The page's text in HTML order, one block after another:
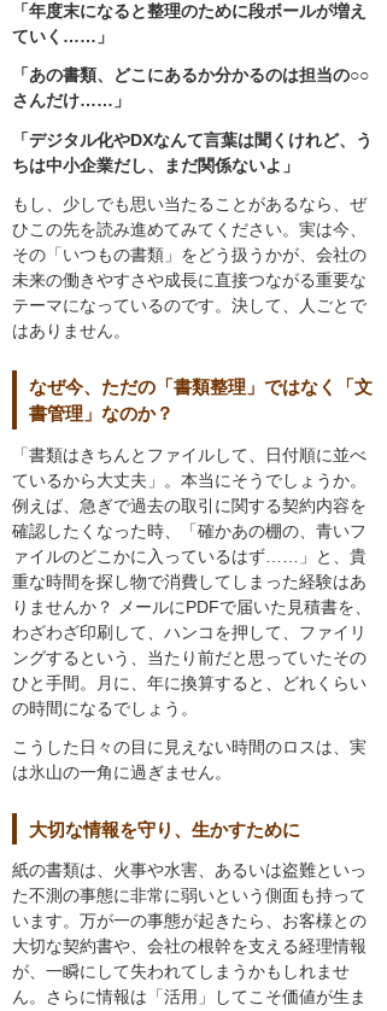
「年度末になると整理のために段ボールが増え
ていく……」
「あの書類、どこにあるか分かるのは担当の○○
さんだけ……」
「デジタル化やDXなんて言葉は聞くけれど、う
ちは中小企業だし、まだ関係ないよ」
もし、少しでも思い当たることがあるなら、ぜ
ひこの先を読み進めてみてください。実は今、
その「いつもの書類」をどう扱うかが、会社の
未来の働きやすさや成長に直接つながる重要な
テーマになっているのです。決して、人ごとで
はありません。
なぜ今、ただの「書類整理」ではなく「文
書管理」なのか？
「書類はきちんとファイルして、日付順に並べ
ているから大丈夫」。本当にそうでしょうか。
例えば、急ぎで過去の取引に関する契約内容を
確認したくなった時、「確かあの棚の、青いフ
ァイルのどこかに入っているはず……」と、貴
重な時間を探し物で消費してしまった経験はあ
りませんか？ メールにPDFで届いた見積書を、
わざわざ印刷して、ハンコを押して、ファイリ
ングするという、当たり前だと思っていたその
ひと手間。月に、年に換算すると、どれくらい
の時間になるでしょう。
こうした日々の目に見えない時間のロスは、実
は氷山の一角に過ぎません。
大切な情報を守り、生かすために
紙の書類は、火事や水害、あるいは盗難といっ
た不測の事態に非常に弱いという側面も持って
います。万が一の事態が起きたら、お客様との
大切な契約書や、会社の根幹を支える経理情報
が、一瞬にして失われてしまうかもしれませ
ん。さらに情報は「活用」してこそ価値が生ま